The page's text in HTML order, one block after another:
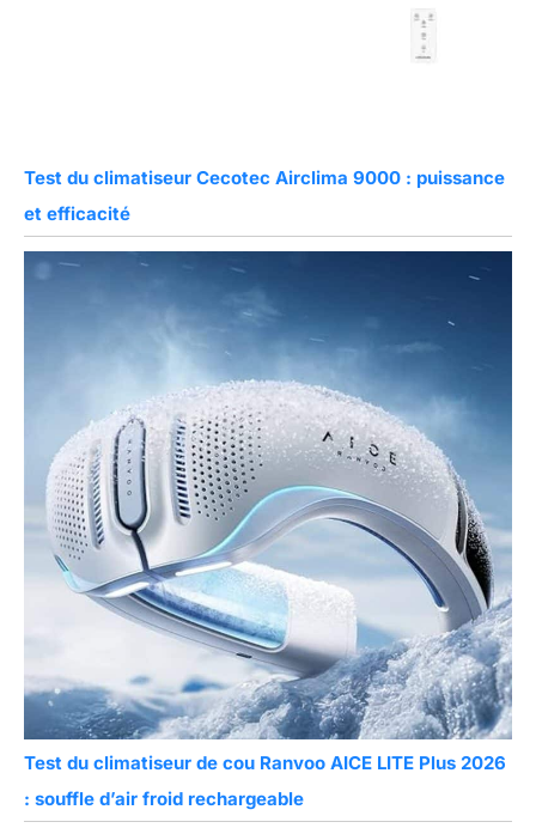
Test du climatiseur Cecotec Airclima 9000 : puissance
et efficacité
Test du climatiseur de cou Ranvoo AICE LITE Plus 2026
: souffle d’air froid rechargeable